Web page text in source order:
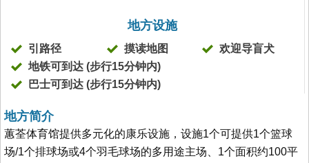
地方设施
引路径 摸读地图
欢迎导盲犬
地铁可到达 (步行15分钟内)
巴士可到达 (步行15分钟内)
地方简介
蕙荃体育馆提供多元化的康乐设施，设施1个可提供1个篮球
场/1个排球场或4个羽毛球场的多用途主场、1个面积约100平